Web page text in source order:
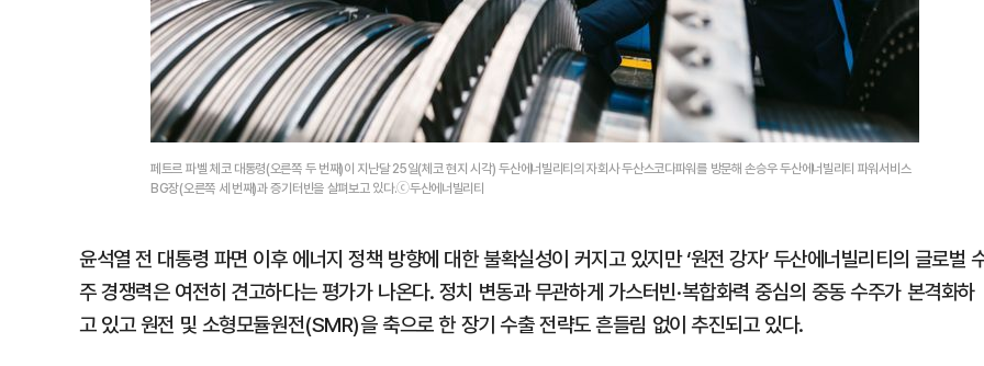
페트르 파벨 체코 대통령(오른쪽 두 번째)이 지난달 25일(체코 현지 시각) 두산에너빌리티의 자회사 두산스코다파워를 방문해 손승우 두산에너빌리티 파워서비스
BG장(오른쪽 세 번째)과 증기터빈을 살펴보고 있다.ⓒ두산에너빌리티
윤석열 전 대통령 파면 이후 에너지 정책 방향에 대한 불확실성이 커지고 있지만 ‘원전 강자’ 두산에너빌리티의 글로벌
주 경쟁력은 여전히 견고하다는 평가가 나온다. 정치 변동과 무관하게 가스터빈·복합화력 중심의 중동 수주가 본격화하
고 있고 원전 및 소형모듈원전(SMR)을 축으로 한 장기 수출 전략도 흔들림 없이 추진되고 있다.